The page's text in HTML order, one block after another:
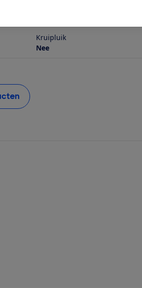
Kruipluik
Nee